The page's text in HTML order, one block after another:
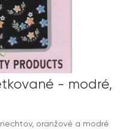
- modré,
oranžové a modré